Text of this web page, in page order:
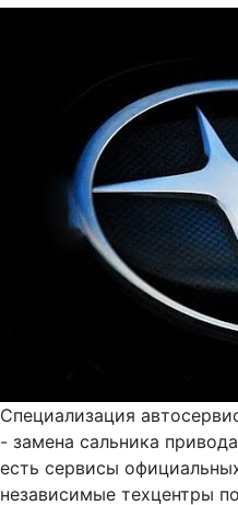
Специализация
- замена сальника
есть сервисы
независимые техцентры